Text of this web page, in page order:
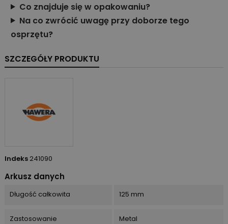
Co znajduje się w opakowaniu?
Na co zwrócić uwagę przy doborze tego
osprzętu?
SZCZEGÓŁY PRODUKTU
Indeks 241090
Arkusz danych
Długość całkowita 125 mm
Zastosowanie Metal